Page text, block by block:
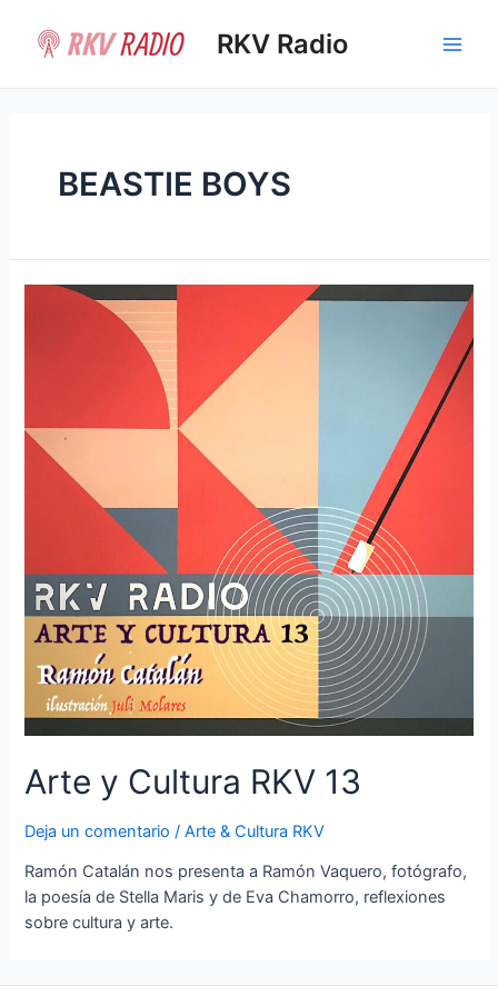
contenido
RKV Radio
BEASTIE BOYS
Arte y Cultura RKV 13
Deja un comentario /Arte & Cultura RKV
Ramón Catalán nos presenta a Ramón Vaquero, fotógrafo,
la poesía de Stella Maris y de Eva Chamorro, reflexiones
sobre cultura y arte.